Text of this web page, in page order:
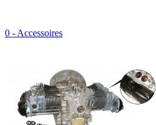
0 - Accessoires